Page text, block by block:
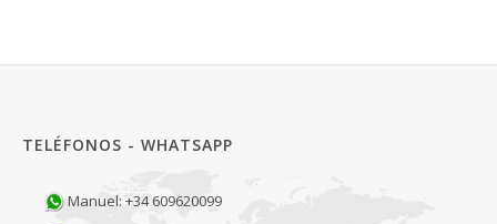
TELÉFONOS - WHATSAPP
Manuel: +34 609620099